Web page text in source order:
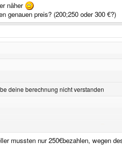
näher
genauen preis? (200;250 oder 300 €?)
deine berechnung nicht verstanden
mussten nur 250€bezahlen, wegen